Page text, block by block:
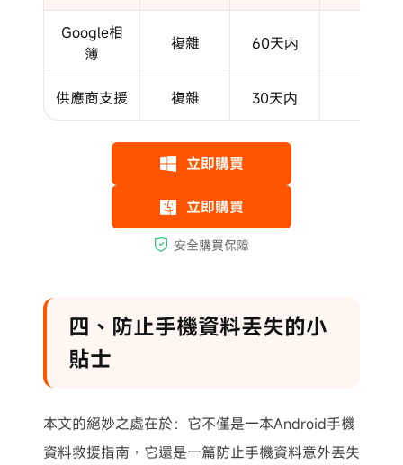
Google相
簿
複雜 60天内
供應商支援 複雜 30天内
四、防止手機資料丟失的小
貼士
本文的絕妙之處在於：它不僅是一本Android手機
資料救援指南，它還是一篇防止手機資料意外丟失